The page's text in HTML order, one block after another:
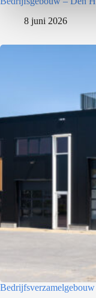
8 juni 2026